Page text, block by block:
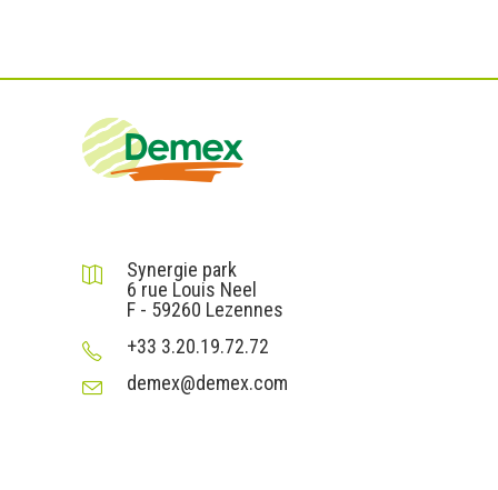
Synergie park
6 rue Louis Neel
F - 59260 Lezennes
+33 3.20.19.72.72
demex@demex.com